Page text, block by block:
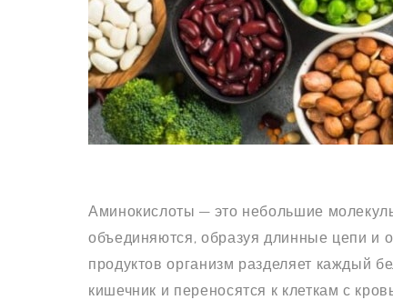
Аминокислоты — это небольшие
объединяются, образуя длинные цепи и
продуктов организм разделяет каждый
кишечник и переносятся к клеткам с